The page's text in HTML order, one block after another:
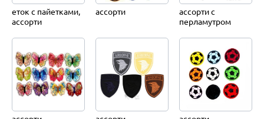
еток с пайетками,
ассорти
ассорти
ассорти с
перламутром